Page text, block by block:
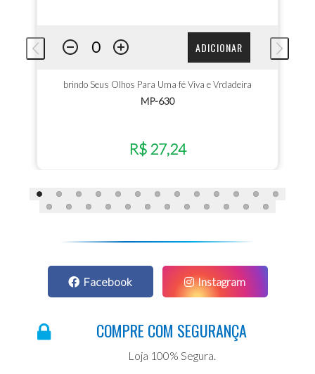
ADICIONAR
brindo Seus Olhos Para Uma fé Viva e Vrdadeira
MP-630
R$ 27,24
Facebook Instagram
COMPRE COM SEGURANÇA
Loja 100% Segura.